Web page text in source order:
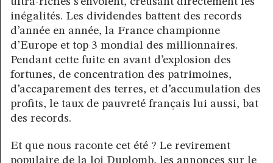
inégalités. Les dividendes battent des records
d’année en année, la France championne
d’Europe et top 3 mondial des millionnaires.
Pendant cette fuite en avant d’explosion des
fortunes, de concentration des patrimoines,
d’accaparement des terres, et d’accumulation des
profits, le taux de pauvreté français lui aussi, bat
des records.
Et que nous raconte cet été ? Le revirement